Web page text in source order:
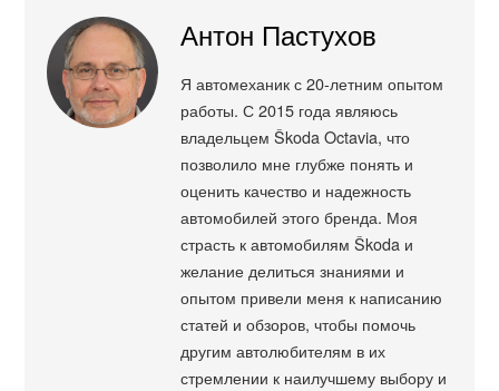
Антон Пастухов
Я автомеханик с 20-летним опытом
работы. С 2015 года являюсь
владельцем Škoda Octavia, что
позволило мне глубже понять и
оценить качество и надежность
автомобилей этого бренда. Моя
страсть к автомобилям Škoda и
желание делиться знаниями и
опытом привели меня к написанию
статей и обзоров, чтобы помочь
другим автолюбителям в их
стремлении к наилучшему выбору и